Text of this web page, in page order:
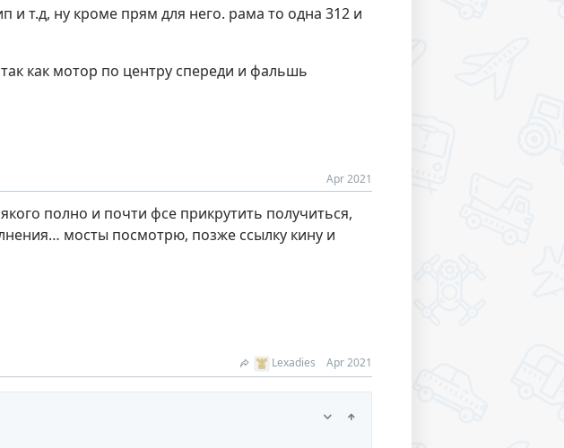
и т.д, ну кроме прям для него. рама то одна 312 и
как мотор по центру спереди и фальшь
Apr 2021
полно и почти фсе прикрутить получиться,
мосты посмотрю, позже ссылку кину и
Lexadies Apr 2021